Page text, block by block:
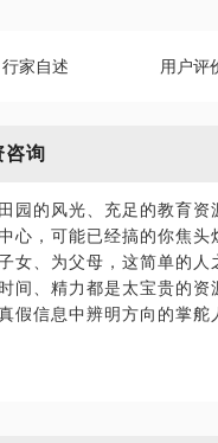
行家自述 用户评
咨询
园的风光、充足的教育资
心，可能已经搞的你焦
女、为父母，这简单的人
间、精力都是太宝贵的资
假信息中辨明方向的掌舵
的大事，这可能是你学